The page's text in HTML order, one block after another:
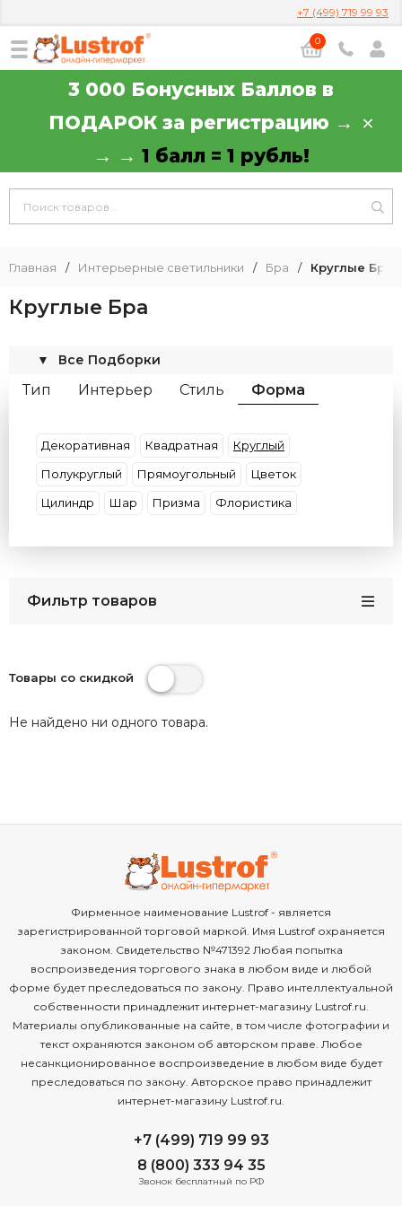
+7 (499) 719 99 93
0
3 000 Бонусных Баллов в
ПОДАРОК за регистрацию →
→ → 1 балл = 1 рубль!
Главная / Интерьерные светильники / Бра / Круглые Бра
Круглые Бра
Все Подборки
▼
Тип Интерьер Стиль
Форма
Размер
Материал (Основание\Плафон)
Бренд
Страны Защита (IP)
Декоративная Квадратная
Круглый
Полукруглый
Прямоугольный
Цветок
Цилиндр
Шар Призма Флористика
Фильтр товаров
Товары со скидкой
Не найдено ни одного товара.
Фирменное наименование Lustrof - является
зарегистрированной торговой маркой. Имя Lustrof охраняется
законом. Свидетельство №471392 Любая попытка
воспроизведения торгового знака в любом виде и любой
форме будет преследоваться по закону. Право интеллектуальной
собственности принадлежит интернет-магазину Lustrof.ru.
Материалы опубликованные на сайте, в том числе фотографии и
текст охраняются законом об авторском праве. Любое
несанкционированное воспроизведение в любом виде будет
преследоваться по закону. Авторское право принадлежит
интернет-магазину Lustrof.ru.
+7 (499) 719 99 93
8 (800) 333 94 35
Звонок бесплатный по РФ